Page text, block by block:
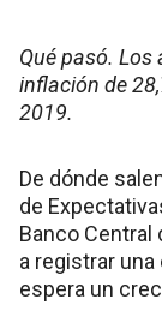
Qué pasó.
inflación de
2019.
De dónde
de
Banco Central
a registrar una
espera un